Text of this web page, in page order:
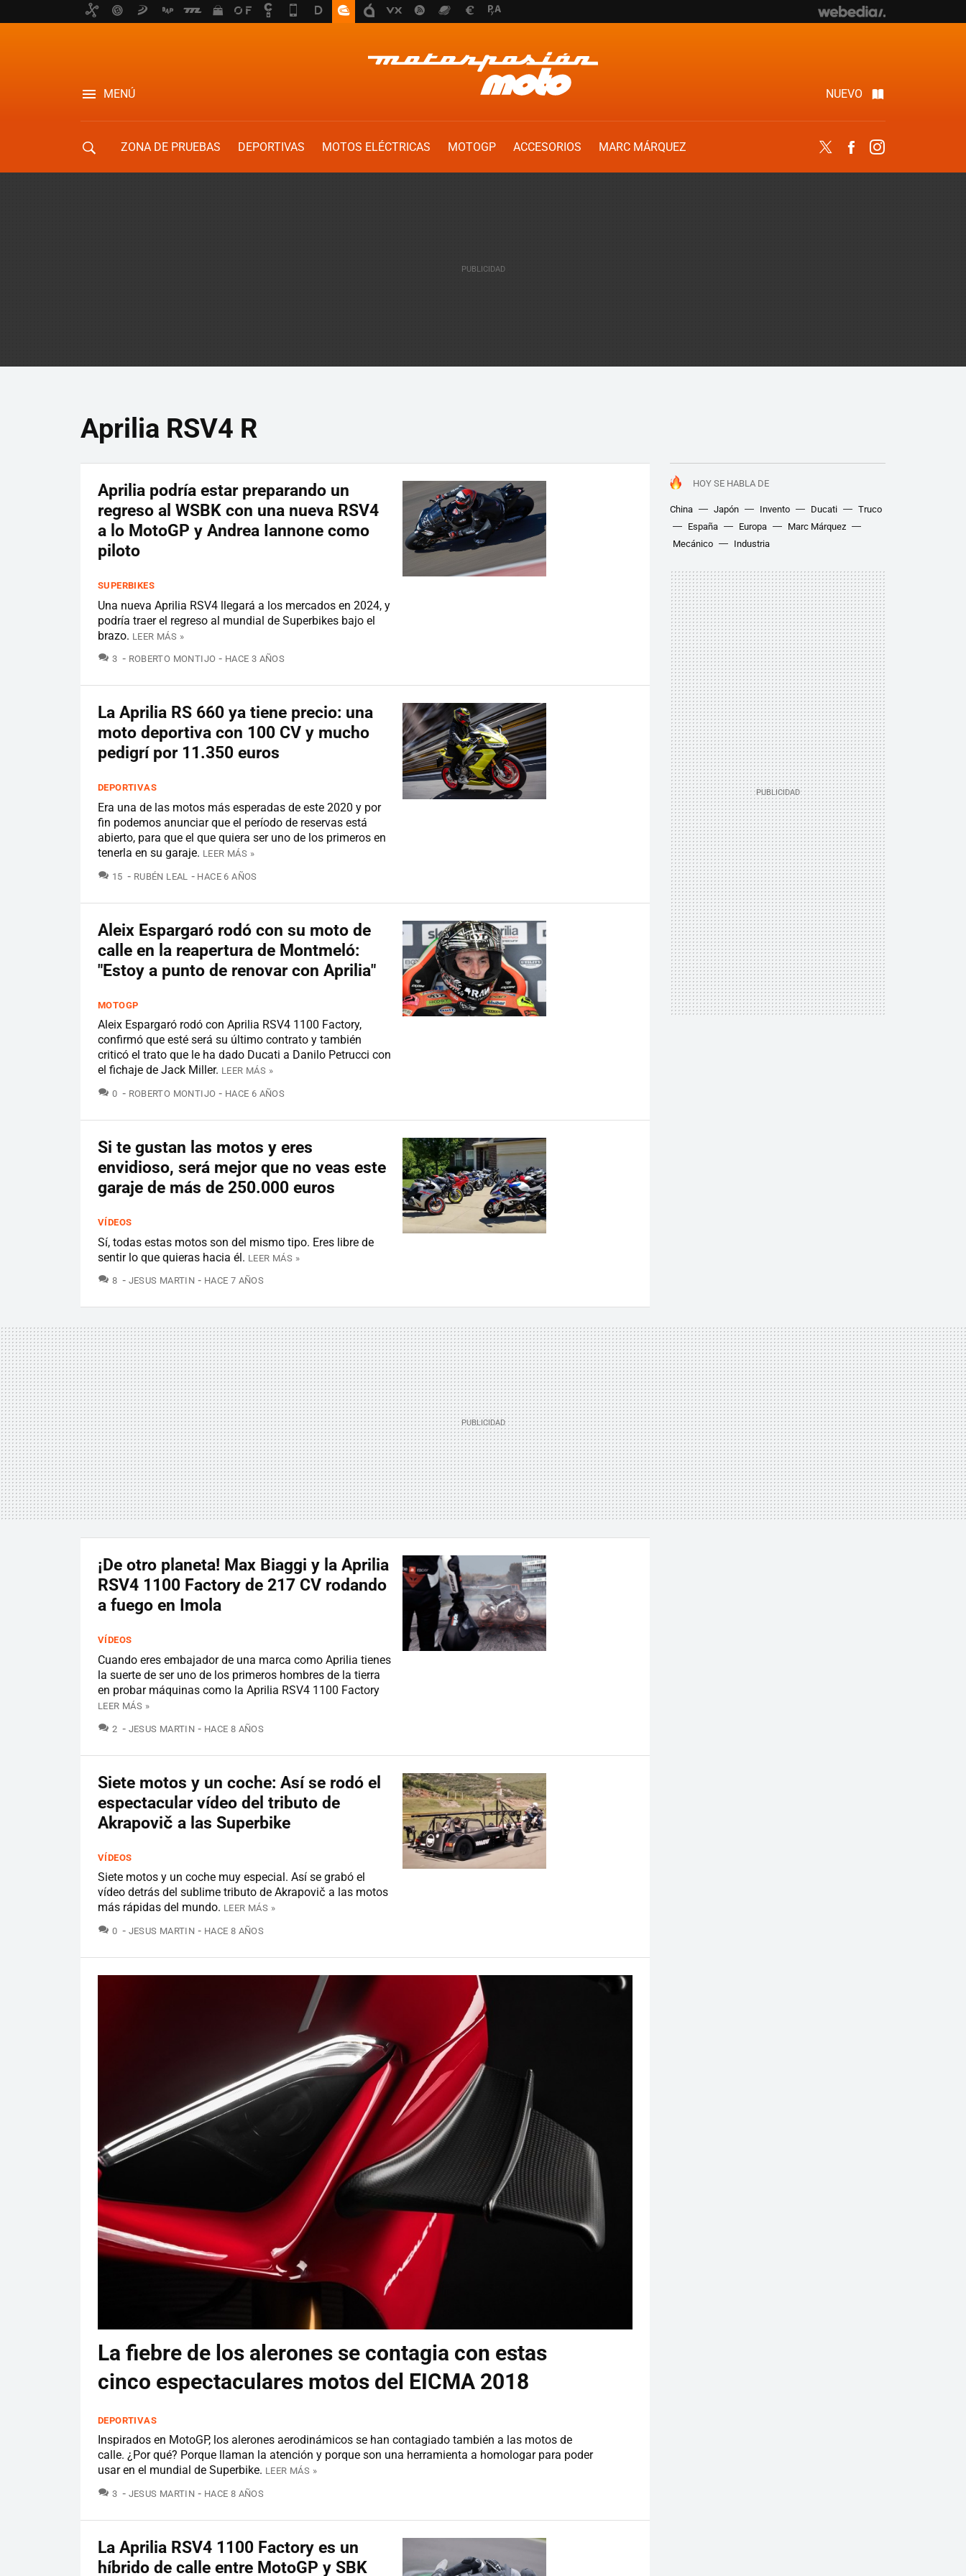
MENÚ NUEVO
ZONA DE PRUEBAS DEPORTIVAS MOTOS ELÉCTRICAS MOTOGP ACCESORIOS
MARC MÁRQUEZ
Twitter Facebook
Aprilia RSV4 R
HOY SE HABLA DE
China Japón Invento Ducati
Truco
España
Europa
Marc Márquez
Mecánico
Industria
Aprilia podría estar preparando un
regreso al WSBK con una nueva RSV4
a lo MotoGP y Andrea Iannone como
piloto
SUPERBIKES
Una nueva Aprilia RSV4 llegará a los mercados en 2024, y
podría traer el regreso al mundial de Superbikes bajo el
brazo. LEER MÁS »
3 COMENTARIOS
ROBERTO MONTIJO HACE 3 AÑOS
La Aprilia RS 660 ya tiene precio: una
moto deportiva con 100 CV y mucho
pedigrí por 11.350 euros
DEPORTIVAS
Era una de las motos más esperadas de este 2020 y por
fin podemos anunciar que el período de reservas está
abierto, para que el que quiera ser uno de los primeros en
tenerla en su garaje. LEER MÁS »
15 COMENTARIOS
RUBÉN LEAL HACE 6 AÑOS
Aleix Espargaró rodó con su moto de
calle en la reapertura de Montmeló:
"Estoy a punto de renovar con Aprilia"
MOTOGP
Aleix Espargaró rodó con Aprilia RSV4 1100 Factory,
confirmó que esté será su último contrato y también
criticó el trato que le ha dado Ducati a Danilo Petrucci con
el fichaje de Jack Miller. LEER MÁS »
0 COMENTARIOS
ROBERTO MONTIJO HACE 6 AÑOS
Si te gustan las motos y eres
envidioso, será mejor que no veas este
garaje de más de 250.000 euros
VÍDEOS
Sí, todas estas motos son del mismo tipo. Eres libre de
sentir lo que quieras hacia él. LEER MÁS »
8 COMENTARIOS
JESUS MARTIN HACE 7 AÑOS
¡De otro planeta! Max Biaggi y la Aprilia
RSV4 1100 Factory de 217 CV rodando
a fuego en Imola
VÍDEOS
Cuando eres embajador de una marca como Aprilia tienes
la suerte de ser uno de los primeros hombres de la tierra
en probar máquinas como la Aprilia RSV4 1100 Factory
LEER MÁS »
2 COMENTARIOS
JESUS MARTIN HACE 8 AÑOS
Siete motos y un coche: Así se rodó el
espectacular vídeo del tributo de
Akrapovič a las Superbike
VÍDEOS
Siete motos y un coche muy especial. Así se grabó el
vídeo detrás del sublime tributo de Akrapovič a las motos
más rápidas del mundo. LEER MÁS »
0 COMENTARIOS
JESUS MARTIN HACE 8 AÑOS
La fiebre de los alerones se contagia con estas
cinco espectaculares motos del EICMA 2018
DEPORTIVAS
Inspirados en MotoGP, los alerones aerodinámicos se han contagiado también a las motos de
calle. ¿Por qué? Porque llaman la atención y porque son una herramienta a homologar para poder
usar en el mundial de Superbike. LEER MÁS »
3 COMENTARIOS
JESUS MARTIN HACE 8 AÑOS
La Aprilia RSV4 1100 Factory es un
híbrido de calle entre MotoGP y SBK